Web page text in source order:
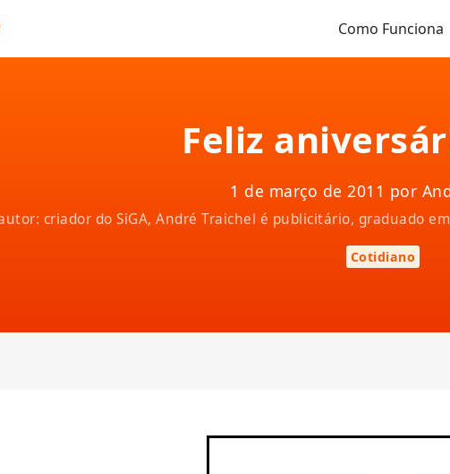
Como Funciona
Feliz
1 de março de 2011 por
criador do SiGA, André Traichel é publicitário, graduado
Cotidiano